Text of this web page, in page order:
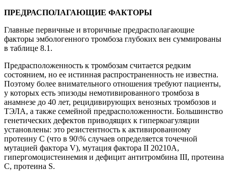
ПРЕДРАСПОЛАГАЮЩИЕ ФАКТОРЫ
Главные первичные и вторичные предрасполагающие
факторы эмбологенного тромбоза глубоких вен суммированы
в таблице 8.1.
Предрасположенность к тромбозам считается редким
состоянием, но ее истинная распространенность не известна.
Поэтому более внимательного отношения требуют пациенты,
у которых есть эпизоды немотивированного тромбоза в
анамнезе до 40 лет, рецидивирующих венозных тромбозов и
ТЭЛА, а также семейной предрасположенности. Большинство
генетических дефектов приводящих к гиперкоагуляции
установлены: это резистентность к активированному
протеину С (что в 90\% случаев определяется точечной
мутацией фактора V), мутация фактора II 20210А,
гипергомоцистеинемия и дефицит антитромбина III, протеина
С, протеина S.